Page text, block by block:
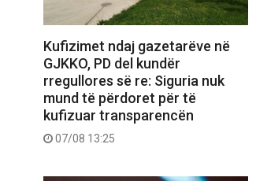
Kufizimet ndaj gazetarëve në
GJKKO, PD del kundër
rregullores së re: Siguria nuk
mund të përdoret për të
kufizuar transparencën
07/08 13:25